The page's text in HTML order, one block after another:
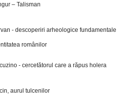
– Talisman
- descoperiri arheologice fundamentale
românilor
- cercetătorul care a răpus holera
aurul tulcenilor